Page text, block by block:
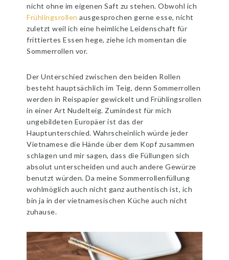
nicht ohne im eigenen Saft zu stehen. Obwohl ich
Frühlingsrollen ausgesprochen gerne esse, nicht
zuletzt weil ich eine heimliche Leidenschaft für
frittiertes Essen hege, ziehe ich momentan die
Sommerrollen vor.
Der Unterschied zwischen den beiden Rollen
besteht hauptsächlich im Teig, denn Sommerrollen
werden in Reispapier gewickelt und Frühlingsrollen
in einer Art Nudelteig. Zumindest für mich
ungebildeten Europäer ist das der
Hauptunterschied. Wahrscheinlich würde jeder
Vietnamese die Hände über dem Kopf zusammen
schlagen und mir sagen, dass die Füllungen sich
absolut unterscheiden und auch andere Gewürze
benutzt würden. Da meine Sommerrollenfüllung
wohlmöglich auch nicht ganz authentisch ist, ich
bin ja in der vietnamesischen Küche auch nicht
zuhause.